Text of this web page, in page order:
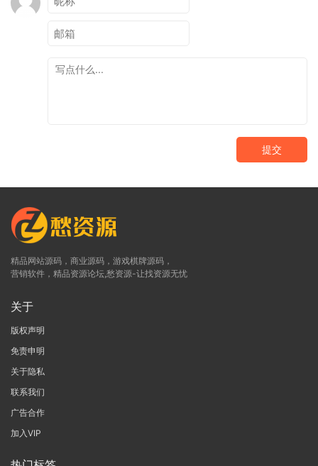
提交
精品网站源码，商业源码，游戏棋牌源码，
营销软件，精品资源论坛,愁资源-让找资源无忧
关于
版权声明
免责申明
关于隐私
联系我们
广告合作
加入VIP